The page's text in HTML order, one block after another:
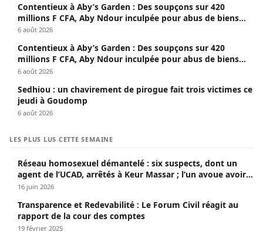
Contentieux à Aby’s Garden : Des soupçons sur 420
millions F CFA, Aby Ndour inculpée pour abus de biens
sociaux
6 août 2026
Contentieux à Aby’s Garden : Des soupçons sur 420
millions F CFA, Aby Ndour inculpée pour abus de biens
sociaux
6 août 2026
Sedhiou : un chavirement de pirogue fait trois victimes ce
jeudi à Goudomp
6 août 2026
LES PLUS LUS CETTE SEMAINE
Réseau homosexuel démantelé : six suspects, dont un
agent de l’UCAD, arrêtés à Keur Massar ; l’un avoue avoir
propagé le VIH depuis 2018
16 juin 2026
Transparence et Redevabilité : Le Forum Civil réagit au
rapport de la cour des comptes
19 février 2025